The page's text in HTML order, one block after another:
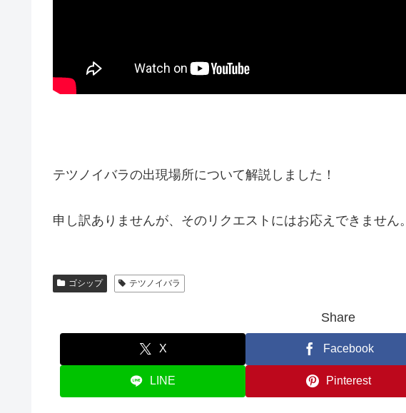
テツノイバラの出現場所について解説しました！
申し訳ありませんが、そのリクエストにはお応えできません。
ゴシップ テツノイバラ
Share
X Facebook
LINE Pinterest